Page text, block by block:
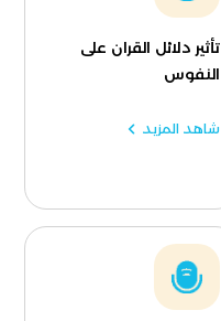
تأثير دلائل القران على
النفوس
شاهد المزيد